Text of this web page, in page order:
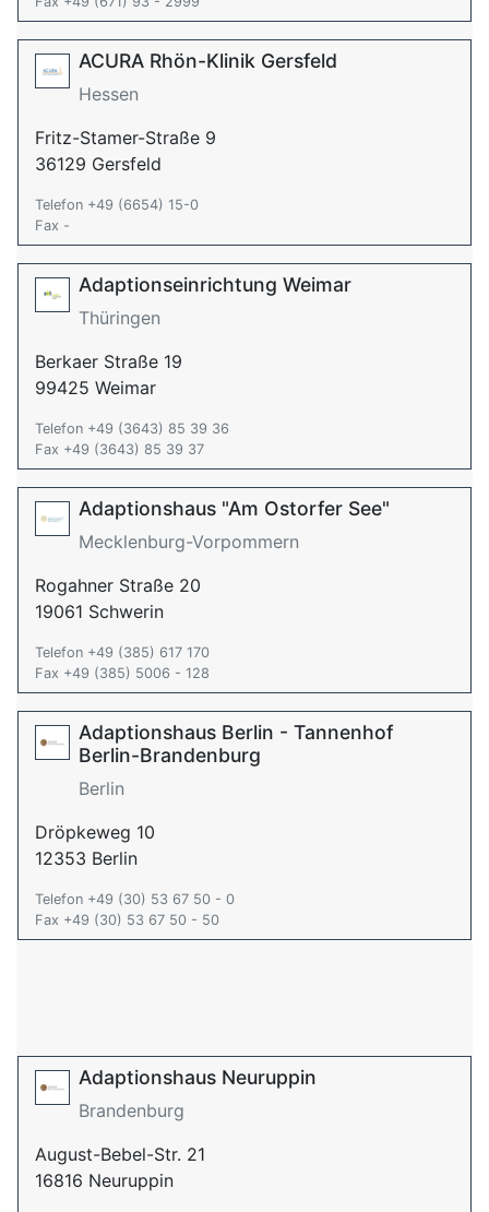
ACURA Rhön-Klinik Gersfeld
Hessen
Fritz-Stamer-Straße 9
36129 Gersfeld
Telefon +49 (6654) 15-0
Fax -
Adaptionseinrichtung Weimar
Thüringen
Berkaer Straße 19
99425 Weimar
Telefon +49 (3643) 85 39 36
Fax +49 (3643) 85 39 37
Adaptionshaus "Am Ostorfer See"
Mecklenburg-Vorpommern
Rogahner Straße 20
19061 Schwerin
Telefon +49 (385) 617 170
Fax +49 (385) 5006 - 128
Adaptionshaus Berlin - Tannenhof
Berlin-Brandenburg
Berlin
Dröpkeweg 10
12353 Berlin
Telefon +49 (30) 53 67 50 - 0
Fax +49 (30) 53 67 50 - 50
Adaptionshaus Neuruppin
Brandenburg
August-Bebel-Str. 21
16816 Neuruppin